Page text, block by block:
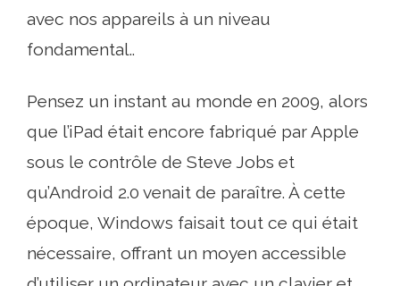
avec nos appareils à un niveau
fondamental..
Pensez un instant au monde en 2009, alors
que l’iPad était encore fabriqué par Apple
sous le contrôle de Steve Jobs et
qu’Android 2.0 venait de paraître. À cette
époque, Windows faisait tout ce qui était
nécessaire, offrant un moyen accessible